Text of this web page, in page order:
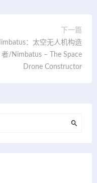
下一篇
：太空无人机构造
者/Nimbatus – The Space
Drone Constructor